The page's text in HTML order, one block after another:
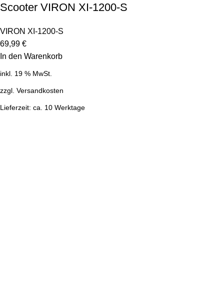
Scooter VIRON XI-1200-S
VIRON XI-1200-S
69,99 €
In den Warenkorb
inkl. 19 % MwSt.
zzgl. Versandkosten
Lieferzeit: ca. 10 Werktage